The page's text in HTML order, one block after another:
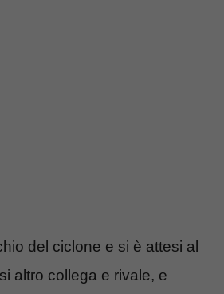
del ciclone e si è attesi al
altro collega e rivale, e